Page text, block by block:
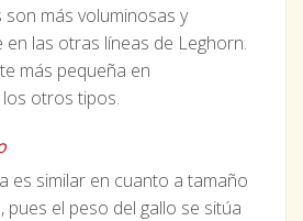
más voluminosas y
las otras líneas de Leghorn.
más pequeña en
otros tipos.
es similar en cuanto a tamaño
pues el peso del gallo se sitúa